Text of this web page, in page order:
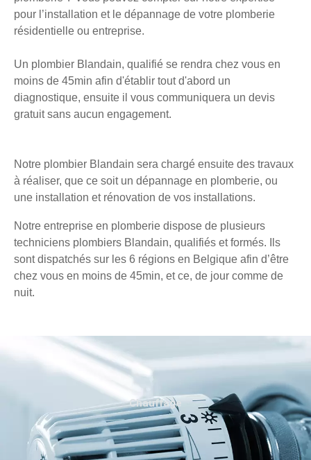
pour l’installation et le dépannage de votre plomberie
résidentielle ou entreprise.
Un plombier Blandain, qualifié se rendra chez vous en
moins de 45min afin d'établir tout d'abord un
diagnostique, ensuite il vous communiquera un devis
gratuit sans aucun engagement.
Notre plombier Blandain sera chargé ensuite des travaux
à réaliser, que ce soit un dépannage en plomberie, ou
une installation et rénovation de vos installations.
Notre entreprise en plomberie dispose de plusieurs
techniciens plombiers Blandain, qualifiés et formés. Ils
sont dispatchés sur les 6 régions en Belgique afin d’être
chez vous en moins de 45min, et ce, de jour comme de
nuit.
Chauffage